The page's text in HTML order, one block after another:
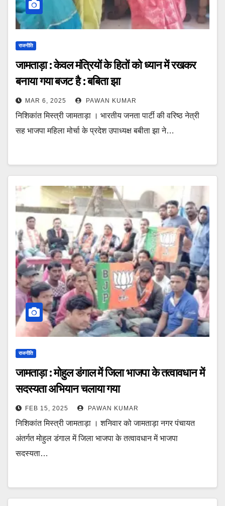
राजनीति
जामताड़ा : केवल मंत्रियों के हितों को ध्यान में रखकर
बनाया गया बजट है : बबिता झा
MAR 6, 2025 PAWAN KUMAR
निशिकांत मिस्त्री जामताड़ा । भारतीय जनता पार्टी की वरिष्ठ नेत्री
सह भाजपा महिला मोर्चा के प्रदेश उपाध्यक्ष बबीता झा ने…
राजनीति
जामताड़ा : मोहुल डंगाल में जिला भाजपा के तत्वावधान में
सदस्यता अभियान चलाया गया
FEB 15, 2025 PAWAN KUMAR
निशिकांत मिस्त्री जामताड़ा । शनिवार को जामताड़ा नगर पंचायत
अंतर्गत मोहुल डंगाल में जिला भाजपा के तत्वावधान में भाजपा
सदस्यता…